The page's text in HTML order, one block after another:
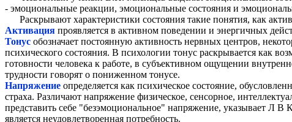
- эмоциональные реакции, эмоциональные состояния и
Раскрывают характеристики состояния такие понятия, как
Активация проявляется в активном поведении и энергичных
Тонус обозначает постоянную активность нервных центров,
психического состояния. В психологии тонус раскрывается как
готовности человека к работе, в субъективном ощущении
трудности говорят о пониженном тонусе.
Напряжение определяется как психическое состояние,
страха. Различают напряжение физическое, сенсорное,
представить себе "безэмоциональное" напряжение, указывает Л
является неудовлетворенная потребность.